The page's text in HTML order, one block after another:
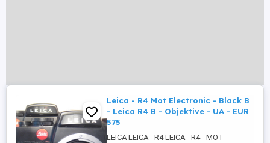
Leica - R4 Mot Electronic - Black B
- Leica R4 B - Objektive - UA - EUR
575
LEICA LEICA - R4 LEICA - R4 - MOT -